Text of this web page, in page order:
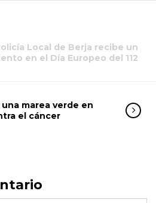
Local de Berja recibe un
en el Día Europeo del 112
marea verde en
el cáncer